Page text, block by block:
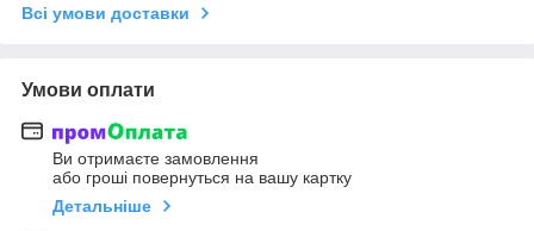
Всі умови доставки
Умови оплати
Ви отримаєте замовлення
або гроші повернуться на вашу картку
Детальніше